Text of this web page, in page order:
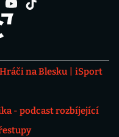
Hráči na Blesku
iSport
- podcast rozbíjející